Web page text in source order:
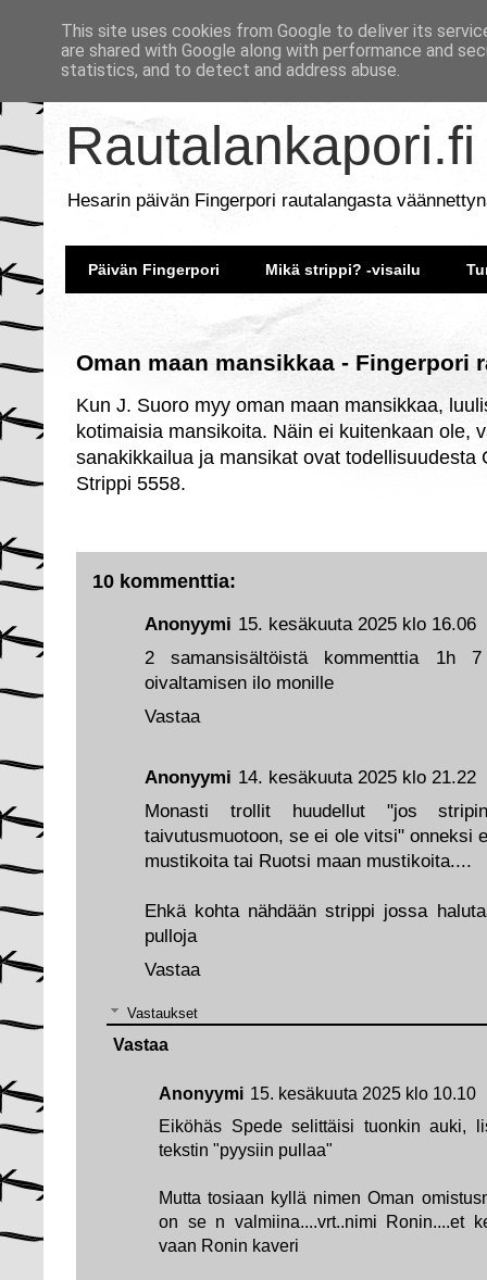
Rautalankapori.fi
Hesarin päivän Fingerpori rautalangasta
Päivän Fingerpori Mikä strippi? -visailu
Oman maan mansikkaa - Fingerpori
Kun J. Suoro myy oman maan mansikkaa,
kotimaisia mansikoita. Näin ei kuitenkaan ole,
sanakikkailua ja mansikat ovat todellisuudesta
Strippi 5558.
10 kommenttia:
Anonyymi 14. kesäkuuta 2025 klo 21.22
Monasti trollit huudellut "jos
taivutusmuotoon, se ei ole vitsi" onneksi
mustikoita tai Ruotsi maan mustikoita....
Ehkä kohta nähdään strippi jossa
pulloja
Vastaa
Vastaukset
Anonyymi 15. kesäkuuta 2025 klo 10.10
Eiköhäs Spede selittäisi tuonkin auki,
tekstin "pyysiin pullaa"
Mutta tosiaan kyllä nimen Oman
on se n valmiina....vrt..nimi Ronin....et
vaan Ronin kaveri
Vastaa
Anonyymi 15. kesäkuuta 2025 klo 16.06
2 samansisältöistä kommenttia 1h
oivaltamisen ilo monille
Vastaa
This site uses cookies from Google to deliver its
are shared with Google along with performance and
statistics, and to detect and address abuse.